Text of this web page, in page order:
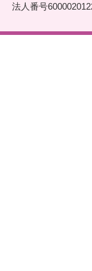
法人番号